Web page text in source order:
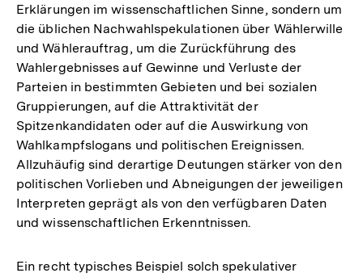
Erklärungen im wissenschaftlichen Sinne, sondern um
die üblichen Nachwahlspekulationen über Wählerwille
und Wählerauftrag, um die Zurückführung des
Wahlergebnisses auf Gewinne und Verluste der
Parteien in bestimmten Gebieten und bei sozialen
Gruppierungen, auf die Attraktivität der
Spitzenkandidaten oder auf die Auswirkung von
Wahlkampfslogans und politischen Ereignissen.
Allzuhäufig sind derartige Deutungen stärker von den
politischen Vorlieben und Abneigungen der jeweiligen
Interpreten geprägt als von den verfügbaren Daten
und wissenschaftlichen Erkenntnissen.
Ein recht typisches Beispiel solch spekulativer